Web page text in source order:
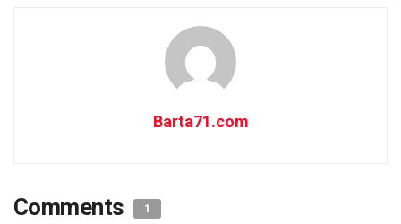
Barta71.com
Comments 1